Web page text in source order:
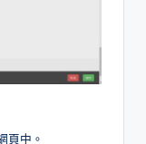
頁中。